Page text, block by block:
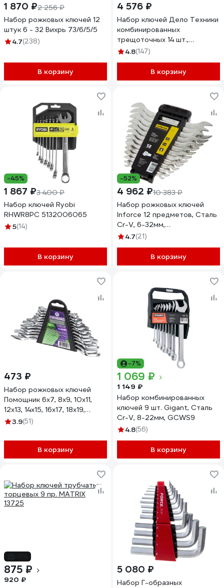
1 870 ₽2 256 ₽
Набор рожковых ключей 12
штук 6 - 32 Вихрь 73/6/5/5
4.7(238)
В корзину
4 576 ₽
Набор ключей Дело Техники
комбинированных
трещоточных 14 шт.,
планшет тетрон. 515141
4.8(147)
В корзину
-45%
1 867 ₽3 400 ₽
Набор ключей Ryobi
RHWR8PC 5132006065
5(14)
В корзину
-52%
4 962 ₽10 383 ₽
Набор рожковых ключей
Inforce 12 предметов, Сталь
Cr-V, 6-32мм,
профессиональный, 06-05-
4.7(21)
В корзину
473 ₽
Набор рожковых ключей
Помощник 6x7, 8x9, 10x11,
12x13, 14x15, 16x17, 18x19,
20x22, 21x23, 24x27, 25x28,
5122MP(57309)
3.9(51)
В корзину
-7%
1 069 ₽
1 149 ₽
Набор комбинированных
ключей 9 шт. Gigant, Сталь
Cr-V, 8-22мм, GCWS9
4.8(56)
В корзину
875 ₽
920 ₽
5 080 ₽
Набор Г-образных